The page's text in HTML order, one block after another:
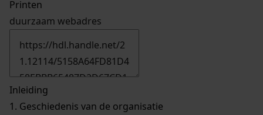
Printen
duurzaam webadres
Inleiding
1. Geschiedenis van de organisatie